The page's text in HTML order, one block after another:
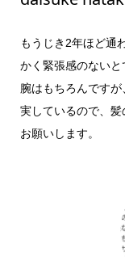
もうじき2年ほど通
かく緊張感のない
腕はもちろんです
実しているので、髪
お願いします。